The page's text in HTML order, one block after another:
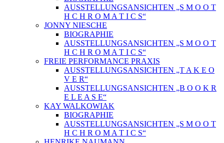
AUSSTELLUNGSANSICHTEN „S M O O T
H C H R O M A T I C S“
JONNY NIESCHE
BIOGRAPHIE
AUSSTELLUNGSANSICHTEN „S M O O T
H C H R O M A T I C S“
FREIE PERFORMANCE PRAXIS
AUSSTELLUNGSANSICHTEN „T A K E O
V E R“
AUSSTELLUNGSANSICHTEN „B O O K R
E L E A S E“
KAY WALKOWIAK
BIOGRAPHIE
AUSSTELLUNGSANSICHTEN „S M O O T
H C H R O M A T I C S“